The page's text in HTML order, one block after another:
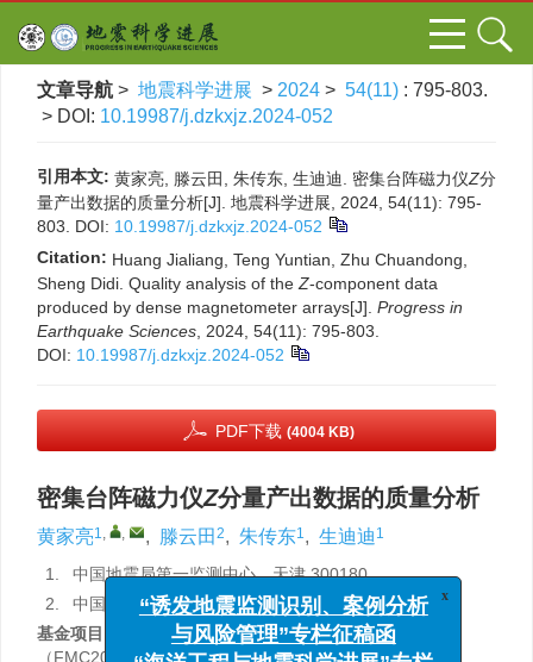
文章导航 > 地震科学进展 > 2024 > 54(11) : 795-803.
> DOI: 10.19987/j.dzkxjz.2024-052
引用本文: 黄家亮, 滕云田, 朱传东, 生迪迪. 密集台阵磁力仪Z分
量产出数据的质量分析[J]. 地震科学进展, 2024, 54(11): 795-
803. DOI: 10.19987/j.dzkxjz.2024-052
Citation: Huang Jialiang, Teng Yuntian, Zhu Chuandong,
Sheng Didi. Quality analysis of the Z-component data
produced by dense magnetometer arrays[J]. Progress in
Earthquake Sciences , 2024, 54(11): 795-803.
DOI: 10.19987/j.dzkxjz.2024-052
PDF下载 (4004 KB)
密集台阵磁力仪Z分量产出数据的质量分析
黄家亮1, , , 滕云田 2, 朱传东1, 生迪迪 1
1.
中国地震局第一监测中心，天津 300180
2.
中国地震局地球物理研究所，北京 100081
基金项目:
中国地震局第一监测中心科技创新主任基金
（FMC202313，FMC2022001，FMC202311）资助。
x
“诱发地震监测识别、案例分析
与风险管理”专栏征稿函